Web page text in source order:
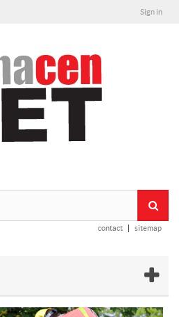
Sign in
contact sitemap